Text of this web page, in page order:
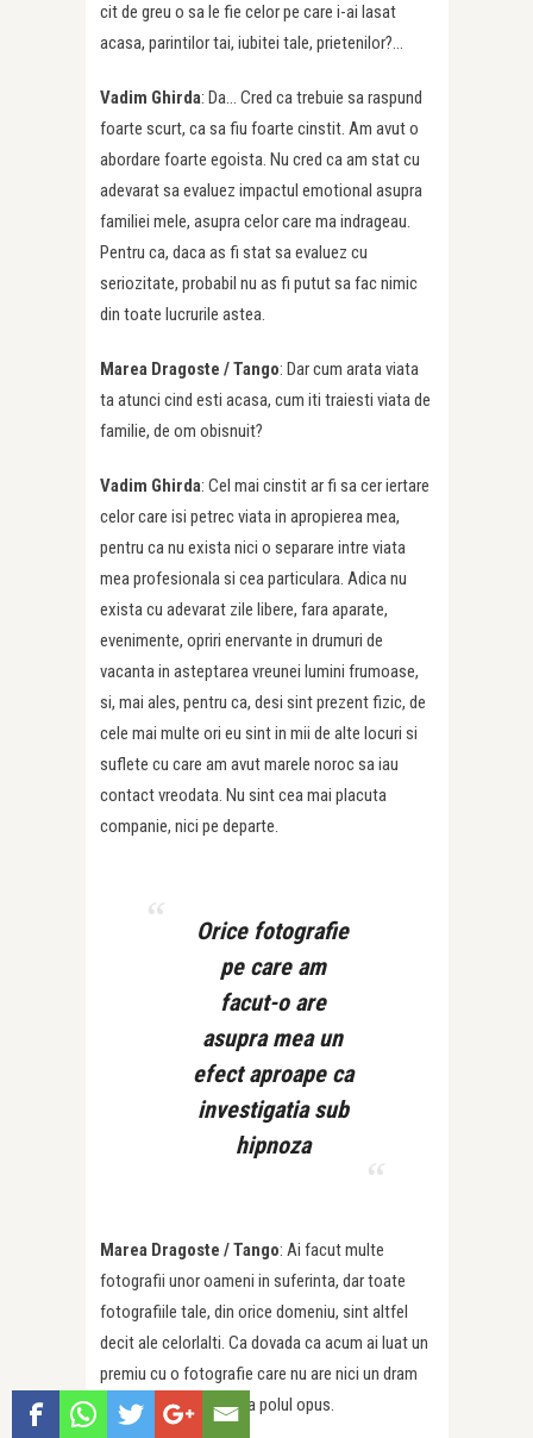
cit de greu o sa le fie celor pe care i-ai lasat
acasa, parintilor tai, iubitei tale, prietenilor?…
Vadim Ghirda: Da… Cred ca trebuie sa raspund
foarte scurt, ca sa fiu foarte cinstit. Am avut o
abordare foarte egoista. Nu cred ca am stat cu
adevarat sa evaluez impactul emotional asupra
familiei mele, asupra celor care ma indrageau.
Pentru ca, daca as fi stat sa evaluez cu
seriozitate, probabil nu as fi putut sa fac nimic
din toate lucrurile astea.
Marea Dragoste /Tango: Dar cum arata viata
ta atunci cind esti acasa, cum iti traiesti viata de
familie, de om obisnuit?
Vadim Ghirda: Cel mai cinstit ar fi sa cer iertare
celor care isi petrec viata in apropierea mea,
pentru ca nu exista nici o separare intre viata
mea profesionala si cea particulara. Adica nu
exista cu adevarat zile libere, fara aparate,
evenimente, opriri enervante in drumuri de
vacanta in asteptarea vreunei lumini frumoase,
si, mai ales, pentru ca, desi sint prezent fizic, de
cele mai multe ori eu sint in mii de alte locuri si
suflete cu care am avut marele noroc sa iau
contact vreodata. Nu sint cea mai placuta
companie, nici pe departe.
Orice fotografie
pe care am
facut-o are
asupra mea un
efect aproape ca
investigatia sub
hipnoza
Marea Dragoste /Tango: Ai facut multe
fotografii unor oameni in suferinta, dar toate
fotografiile tale, din orice domeniu, sint altfel
decit ale celorlalti. Ca dovada ca acum ai luat un
premiu cu o fotografie care nu are nici un dram
de suferinta, e exact la polul opus.